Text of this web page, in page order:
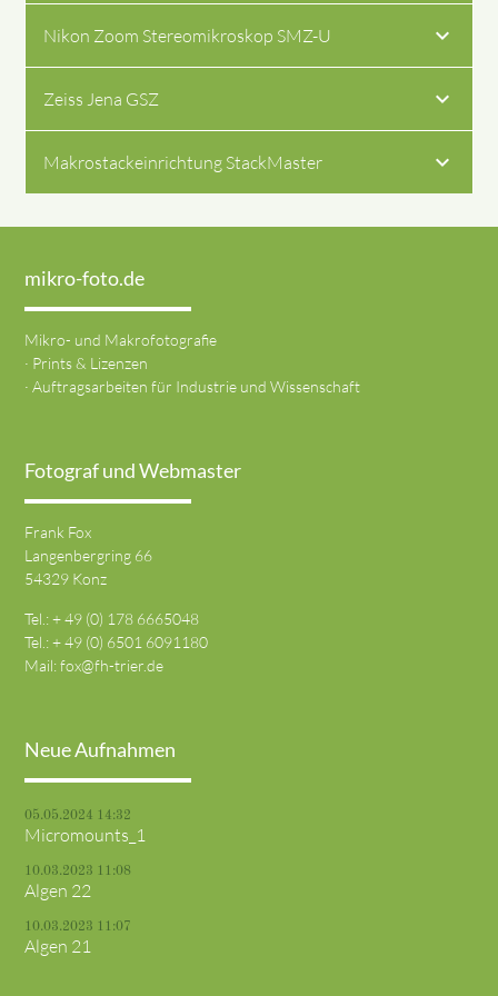
Nikon Zoom Stereomikroskop SMZ-U
Zeiss Jena GSZ
Makrostackeinrichtung StackMaster
mikro-foto.de
Mikro- und Makrofotografie
· Prints & Lizenzen
· Auftragsarbeiten für Industrie und Wissenschaft
Fotograf und Webmaster
Frank Fox
Langenbergring 66
54329 Konz
Tel.: + 49 (0) 178 6665048
Tel.: + 49 (0) 6501 6091180
Mail:fox@fh-trier.de
Neue Aufnahmen
05.05.2024 14:32
Micromounts_1
10.03.2023 11:08
Algen 22
10.03.2023 11:07
Algen 21